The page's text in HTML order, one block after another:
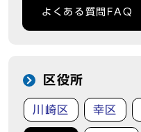
よくある質問FAQ
区役所
川崎区 幸区